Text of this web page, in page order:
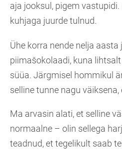
aja jooksul, pigem
kuhjaga juurde tulnud.
Ühe korra nende nelja
piimašokolaadi, kuna
süüa. Järgmisel hommikul
selline tunne nagu väiksena,
Ma arvasin alati, et selline
normaalne – olin sellega
teadnud, et tegelikult saab